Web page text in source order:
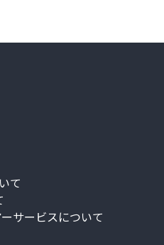
て
サービスについて